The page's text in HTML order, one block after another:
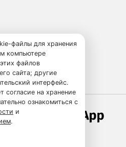
файлы для хранения
компьютере
файлов
сайта; другие
интерфейс.
согласие на хранение
ознакомиться с
и
.